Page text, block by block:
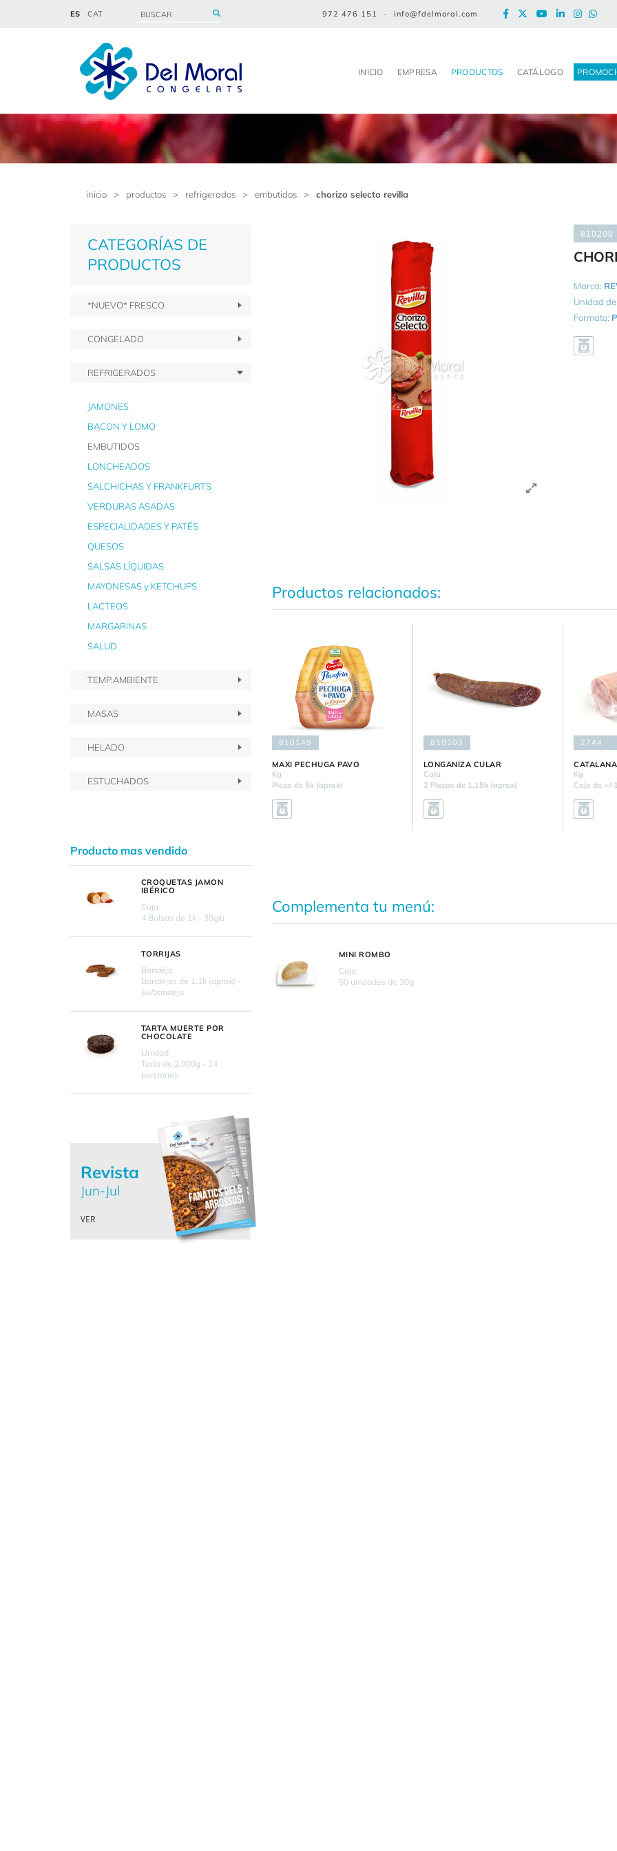
ES CAT 972 476 151 · info@fdelmoral.com
INICIO EMPRESA PRODUCTOS CATÁLOGO
inicio > productos > refrigerados > embutidos > chorizo selecto revilla
CATEGORÍAS DE
PRODUCTOS
*NUEVO* FRESCO
CONGELADO
REFRIGERADOS
JAMONES
BACON Y LOMO
EMBUTIDOS
LONCHEADOS
SALCHICHAS Y FRANKFURTS
VERDURAS ASADAS
ESPECIALIDADES Y PATÉS
QUESOS
SALSAS LÍQUIDAS
MAYONESAS y KETCHUPS
LACTEOS
MARGARINAS
SALUD
TEMP.AMBIENTE
MASAS
HELADO
ESTUCHADOS
Producto mas vendido
CROQUETAS JAMON
IBÉRICO
Caja
4 Bolsas de 1k - 30g/u
TORRIJAS
Bandeja
Bandejas de 1,1k (aprox) -
6u/bandeja
TARTA MUERTE POR
CHOCOLATE
Unidad
Tarta de 2.000g - 14
porciones
Revista
Jun-Jul
VER
810200
Marca:
Unidad
Formato:
Productos relacionados:
810149
MAXI PECHUGA PAVO
Kg
Pieza de 5k (aprox)
810203
LONGANIZA CULAR
Caja
2 Piezas de 1,15k (aprox)
2744
CATALANA
Kg
Caja de +/-
Complementa tu menú:
MINI ROMBO
Caja
60 unidades de 30g